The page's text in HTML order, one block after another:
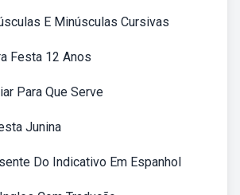
E Minúsculas Cursivas
Festa 12 Anos
Para Que Serve
Junina
Do Indicativo Em Espanhol